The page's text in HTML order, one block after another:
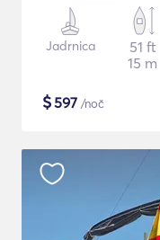
Jadrnica
51 ft
15 m
$597 /noč